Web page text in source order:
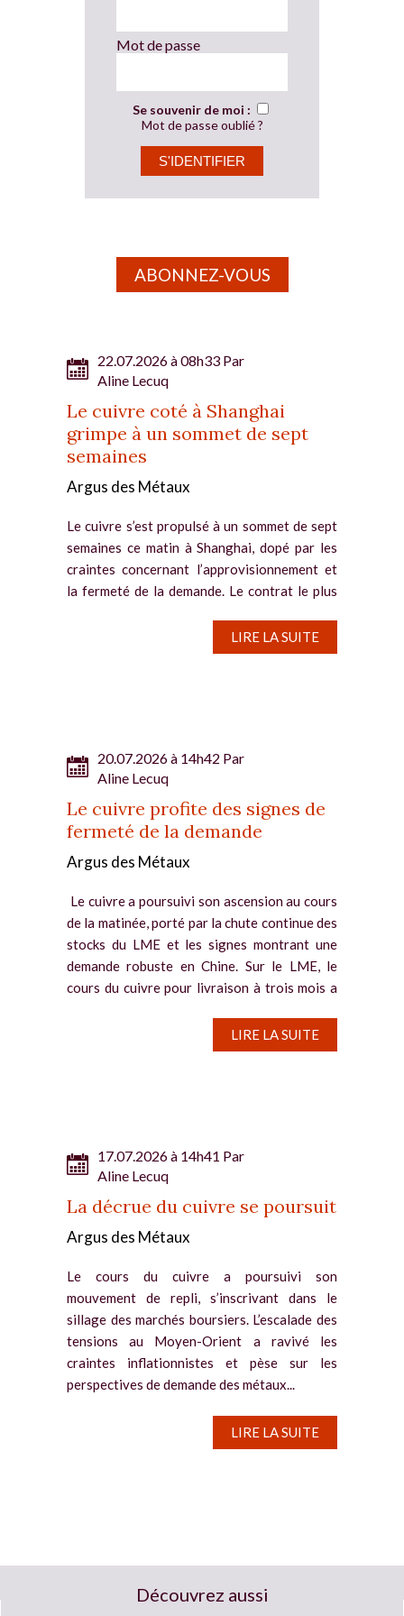
Mot de passe
Se souvenir de moi :
Mot de passe oublié ?
ABONNEZ-VOUS
22.07.2026 à 08h33 Par
Aline Lecuq
Le cuivre coté à Shanghai
grimpe à un sommet de sept
semaines
Argus des Métaux
Le cuivre s’est propulsé à un sommet de sept
semaines ce matin à Shanghai, dopé par les
craintes concernant l’approvisionnement et
la fermeté de la demande. Le contrat le plus
LIRE LA SUITE
20.07.2026 à 14h42 Par
Aline Lecuq
Le cuivre profite des signes de
fermeté de la demande
Argus des Métaux
Le cuivre a poursuivi son ascension au cours
de la matinée, porté par la chute continue des
stocks du LME et les signes montrant une
demande robuste en Chine. Sur le LME, le
cours du cuivre pour livraison à trois mois a
LIRE LA SUITE
17.07.2026 à 14h41 Par
Aline Lecuq
La décrue du cuivre se poursuit
Argus des Métaux
Le cours du cuivre a poursuivi son
mouvement de repli, s’inscrivant dans le
sillage des marchés boursiers. L’escalade des
tensions au Moyen-Orient a ravivé les
craintes inflationnistes et pèse sur les
perspectives de demande des métaux...
LIRE LA SUITE
Découvrez aussi